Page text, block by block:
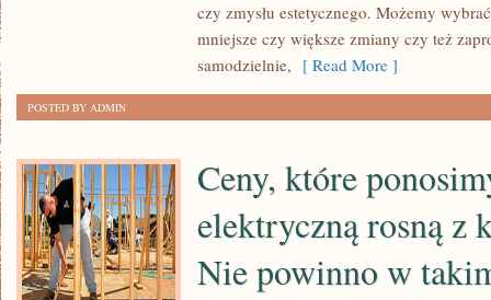
czy zmysłu estetycznego. Możemy
mniejsze czy większe zmiany czy też
samodzielnie, [ Read More ]
POSTED BY ADMIN
Ceny, które
elektryczną rosną z
Nie powinno w